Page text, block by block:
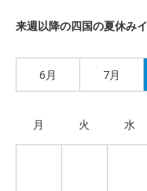
来週以降の四国の夏休み
6月 7月
月 火 水